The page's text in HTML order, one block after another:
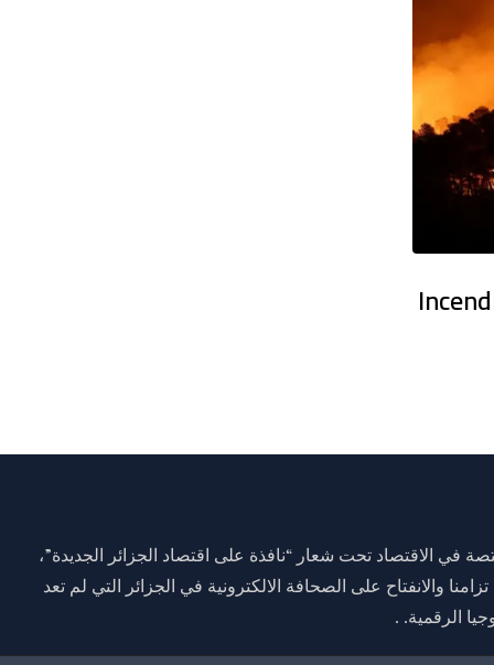
في الاقتصاد تحت شعار “نافذة على اقتصاد الجزائر الجديدة”،
01 جانفي 2021 وذلك تزامنا والانفتاح على الصحافة الالكترونية في الجزائر التي لم تعد
الرقمية. .